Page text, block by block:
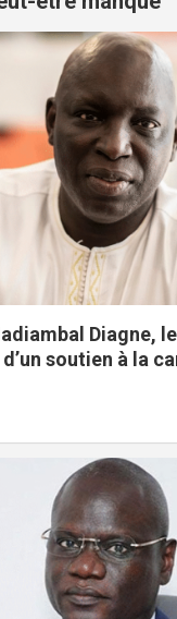
Diagne,
soutien à la